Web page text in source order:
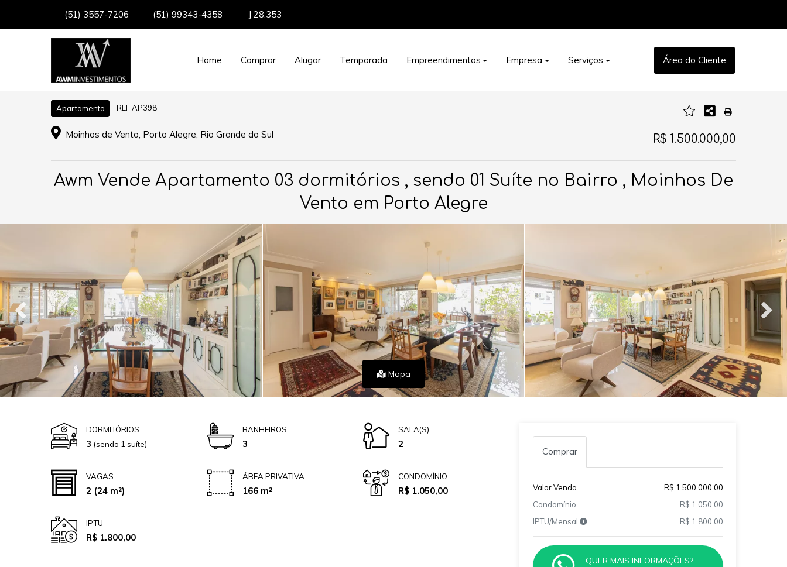
(51) 3557-7206 (51) 99343-4358 J 28.353
Home Comprar Alugar Temporada Empreendimentos Empresa Serviços Área do Cliente
Apartamento REF AP398
Moinhos de Vento, Porto Alegre, Rio Grande do Sul R$ 1.500.000,00
Awm Vende Apartamento 03 dormitórios , sendo 01 Suíte no Bairro , Moinhos De
Vento em Porto Alegre
Mapa
DORMITÓRIOS
3 (sendo 1 suíte)
BANHEIROS
3
SALA(S)
2
VAGAS
2 (24 m²)
ÁREA PRIVATIVA
166 m²
CONDOMÍNIO
R$ 1.050,00
IPTU
R$ 1.800,00
Comprar
Valor Venda
R$ 1.500.000,00
Condomínio
R$ 1.050,00
IPTU/Mensal
R$ 1.800,00
QUER MAIS INFORMAÇÕES?